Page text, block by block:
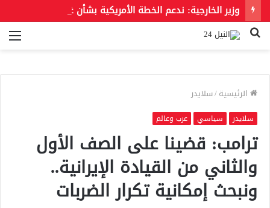
بحث
الرئيسية/سلايدر
سلايدر سياسي عرب وعالم
ترامب: قضينا على الصف الأول
والثاني من القيادة الإيرانية..
ونبحث إمكانية تكرار الضربات